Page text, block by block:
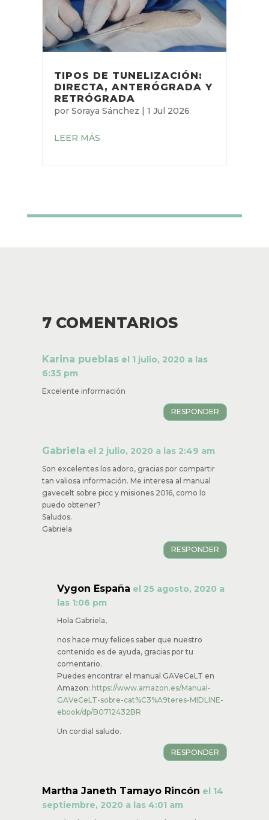
LEER MÁS
7 COMENTARIOS
6:35 pm
Excelente información
RESPONDER
Gabriela
Son excelentes los adoro, gracias por compartir
tan valiosa información. Me interesa al manual
Saludos.
Gabriela
Vygon España
a las 1:06 pm
Hola Gabriela,
nos hace muy felices saber que nuestro
Puedes encontrar el manual GAVeCeLT en
https://www.amazon.es/Manual-
MIDLINE-ebook/dp/B0712432BR
Un cordial saludo.